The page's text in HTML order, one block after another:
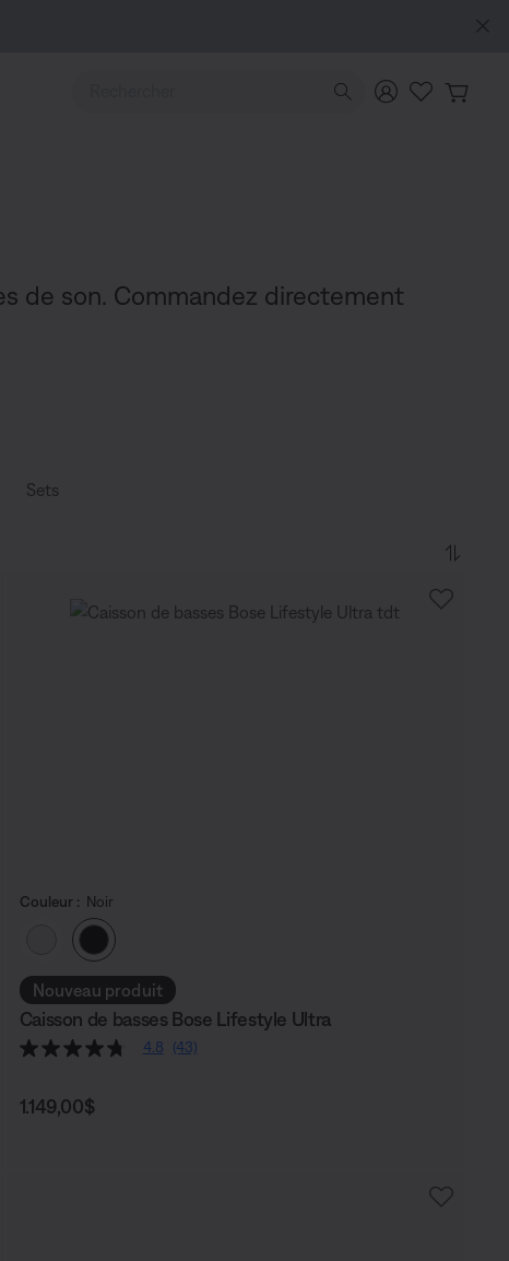
Utilisez les touches de flèche Haut ou Bas pour naviguer
de son. Commandez directement
Sets
Couleur : Noir
Choisissez la couleur
Nouveau produit
Caisson de basses Bose Lifestyle Ultra
4.8 (43)
Prix :
1.149,00$